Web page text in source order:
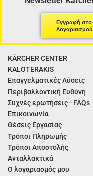
Εγγραφή στο
Λογαριασμού
KÄRCHER CENTER
KALOTERAKIS
Επαγγελματικές Λύσεις
Περιβαλλοντική Ευθύνη
Συχνές ερωτήσεις - FAQs
Επικοινωνία
Θέσεις Εργασίας
Τρόποι Πληρωμής
Τρόποι Αποστολής
Ανταλλακτικά
Ο λογαριασμός μου